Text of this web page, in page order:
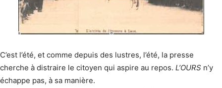
C’est l’été, et comme depuis des lustres, l’été, la presse
cherche à distraire le citoyen qui aspire au repos. L’OURS n’y
échappe pas, à sa manière.